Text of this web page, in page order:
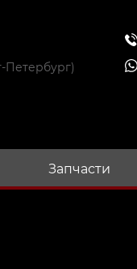
Петербург)
Запчасти